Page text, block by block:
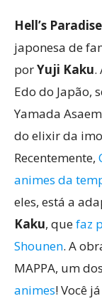
Hell’s
japonesa de
porYuji Kaku.
Edo do Japão,
Yamada
do elixir da
Recentemente,
animes da
eles, está a
Kaku, quefaz
Shounen. A
MAPPA, um dos
animes! Você